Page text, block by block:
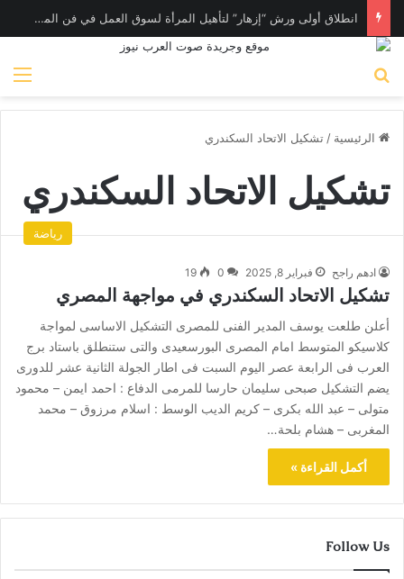
انطلاق أولى ورش “إزهار” لتأهيل المرأة لسوق العمل في فن المكرامية بمدينة حلوان بالقاهرة
الرئيسية / تشكيل الاتحاد السكندري
تشكيل الاتحاد السكندري
رياضة
ادهم راجح فبراير 8, 2025 0
19
تشكيل الاتحاد السكندري في مواجهة المصري
أعلن طلعت يوسف المدير الفنى للمصرى التشكيل الاساسى لمواجة
كلاسيكو المتوسط امام المصرى البورسعيدى والتى ستنطلق باستاد برج
العرب فى الرابعة عصر اليوم السبت فى اطار الجولة الثانية عشر للدورى
يضم التشكيل صبحى سليمان حارسا للمرمى الدفاع : احمد ايمن – محمود
متولى – عبد الله بكرى – كريم الديب الوسط : اسلام مرزوق – محمد
المغربى – هشام بلحة…
أكمل القراءة »
Follow Us